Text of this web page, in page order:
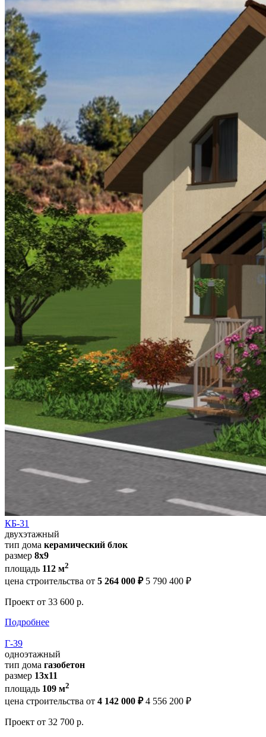
КБ-31
двухэтажный
тип дома керамический блок
размер 8х9
площадь 112 м2
цена строительства от 5 264 000 ₽ 5 790 400 ₽
Проект от 33 600 р.
Подробнее
Г-39
одноэтажный
тип дома газобетон
размер 13x11
площадь 109 м2
цена строительства от 4 142 000 ₽ 4 556 200 ₽
Проект от 32 700 р.